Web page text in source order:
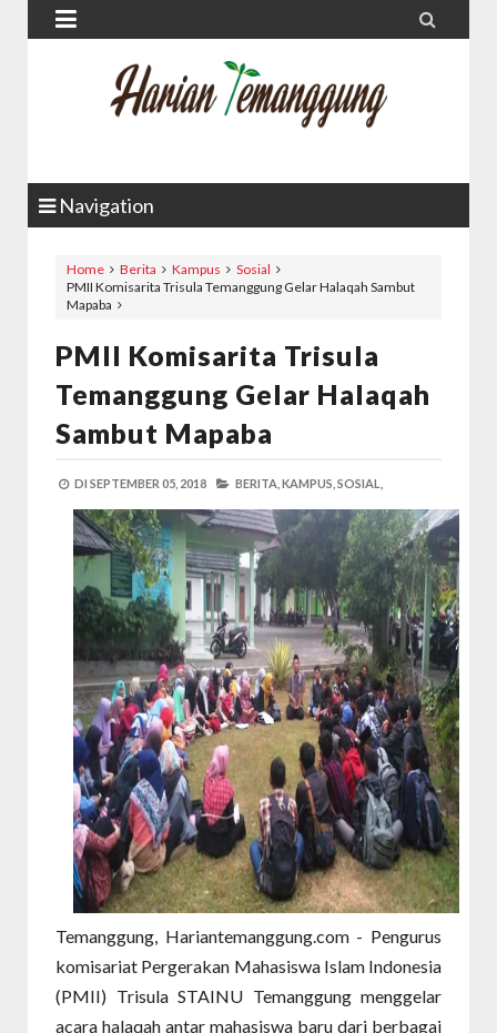
 
Navigation
Home Berita Kampus
Sosial
PMII Komisarita Trisula Temanggung Gelar Halaqah Sambut
Mapaba
PMII Komisarita Trisula
Temanggung Gelar Halaqah
Sambut Mapaba
DI SEPTEMBER 05, 2018 BERITA, KAMPUS, SOSIAL,
Temanggung, Hariantemanggung.com - Pengurus
komisariat Pergerakan Mahasiswa Islam Indonesia
(PMII) Trisula STAINU Temanggung menggelar
acara halaqah antar mahasiswa baru dari berbagai